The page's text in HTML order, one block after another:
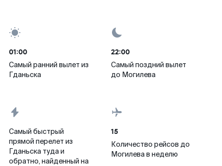
01:00
Самый ранний вылет из
Гданьска
22:00
Самый поздний вылет
до Могилева
Самый быстрый
прямой перелет из
Гданьска туда и
обратно, найденный на
15
Количество рейсов до
Могилева в неделю